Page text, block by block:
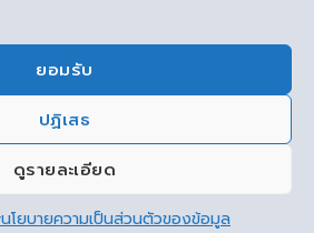
ยอมรับ
ปฏิเสธ
ดูรายละเอียด
นโยบายความเป็นส่วนตัวของข้อมูล
to offer you a better browsing
this website, you agree to our
use of cookies.
ยอมรับ